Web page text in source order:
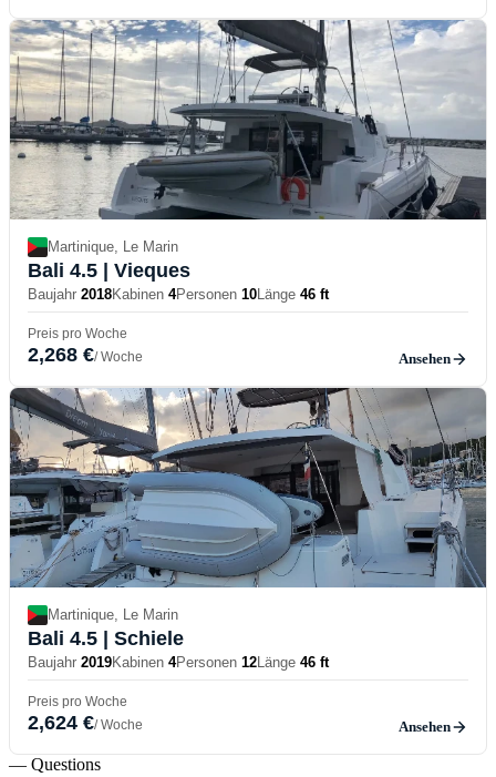
Martinique, Le Marin
Bali 4.5 | Vieques
Baujahr 2018Kabinen 4Personen 10Länge 46 ft
Preis pro Woche
2,268 €/ Woche Ansehen
Martinique, Le Marin
Bali 4.5 | Schiele
Baujahr 2019Kabinen 4Personen 12Länge 46 ft
Preis pro Woche
2,624 €/ Woche Ansehen
— Questions